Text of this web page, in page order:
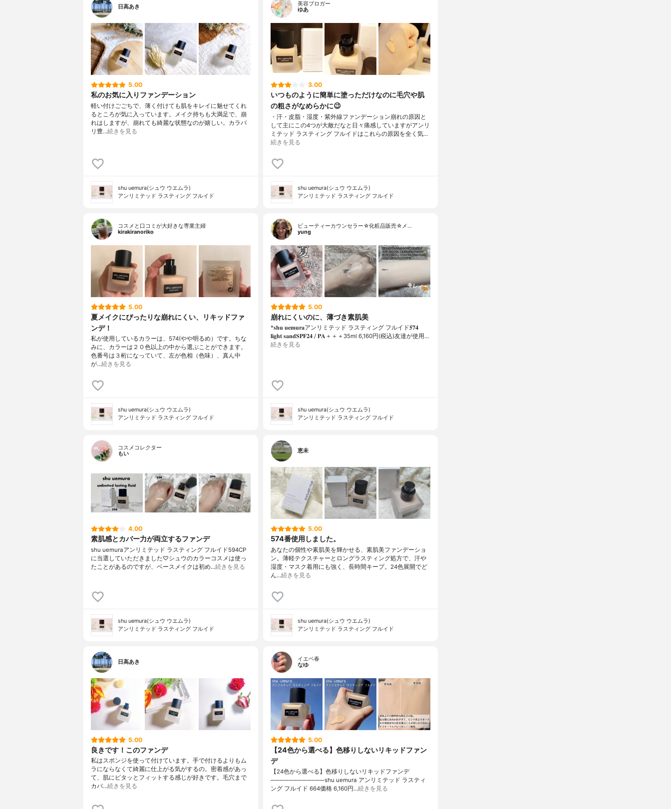
日高あき
5.00
私のお気に入りファンデーション
軽い付けごごちで、薄く付けても肌をキレイに魅せてくれ
るところが気に入っています。メイク持ちも大満足で、崩
れはしますが、崩れても綺麗な状態なのが嬉しい。カラバ
リ豊…続きを見る
shu uemura(シュウ ウエムラ)
アンリミテッド ラスティング フルイド
美容ブロガー
ゆあ
3.00
いつものように簡単に塗っただけなのに毛穴や肌
の粗さがなめらかに😉
・汗・皮脂・湿度・紫外線ファンデーション崩れの原因と
して主にこの4つが大敵だなと日々痛感していますがアンリ
ミテッド ラスティング フルイドはこれらの原因を全く気…
続きを見る
shu uemura(シュウ ウエムラ)
アンリミテッド ラスティング フルイド
コスメと口コミが大好きな専業主婦
kirakiranoriko
5.00
夏メイクにぴったりな崩れにくい、リキッドファ
ンデ！
私が使用しているカラーは、574(やや明るめ）です。ちな
みに、カラーは２０色以上の中から選ぶことができます。
色番号は３桁になっていて、左が色相（色味）、真ん中
が…続きを見る
shu uemura(シュウ ウエムラ)
アンリミテッド ラスティング フルイド
ビューティーカウンセラー☆化粧品販売☆メ…
yung
5.00
崩れにくいのに、薄づき素肌美
*𝐬𝐡𝐮 𝐮𝐞𝐦𝐮𝐫𝐚アンリミテッド ラスティング フルイド𝟓𝟕𝟒
𝐥𝐢𝐠𝐡𝐭 𝐬𝐚𝐧𝐝𝐒𝐏𝐅𝟐𝟒 / 𝐏𝐀＋＋＋⁡35ml 6,160円(税込)⁡友達が使用…
続きを見る
shu uemura(シュウ ウエムラ)
アンリミテッド ラスティング フルイド
コスメコレクター
もい
4.00
素肌感とカバー力が両立するファンデ
shu uemuraアンリミテッド ラスティング フルイド594CP
に当選していただきました♡シュウのカラーコスメは使っ
たことがあるのですが、ベースメイクは初め…続きを見る
shu uemura(シュウ ウエムラ)
アンリミテッド ラスティング フルイド
恵未
5.00
574番使用しました。
あなたの個性や素肌美を輝かせる、素肌美ファンデーショ
ン。薄軽テクスチャーとロングラスティング処方で、汗や
湿度・マスク着用にも強く、長時間キープ。24色展開でど
ん…続きを見る
shu uemura(シュウ ウエムラ)
アンリミテッド ラスティング フルイド
日高あき
5.00
良きです！このファンデ
私はスポンジを使って付けています。手で付けるよりもム
ラにならなくて綺麗に仕上がる気がするの。密着感があっ
て、肌にピタッとフィットする感じが好きです。毛穴まで
カバ…続きを見る
イエベ春
なゆ
5.00
【24色から選べる】色移りしないリキッドファン
デ
【24色から選べる】色移りしないリキッドファンデ
────────────shu uemura アンリミテッド ラスティ
ング フルイド 664価格 6,160円…続きを見る